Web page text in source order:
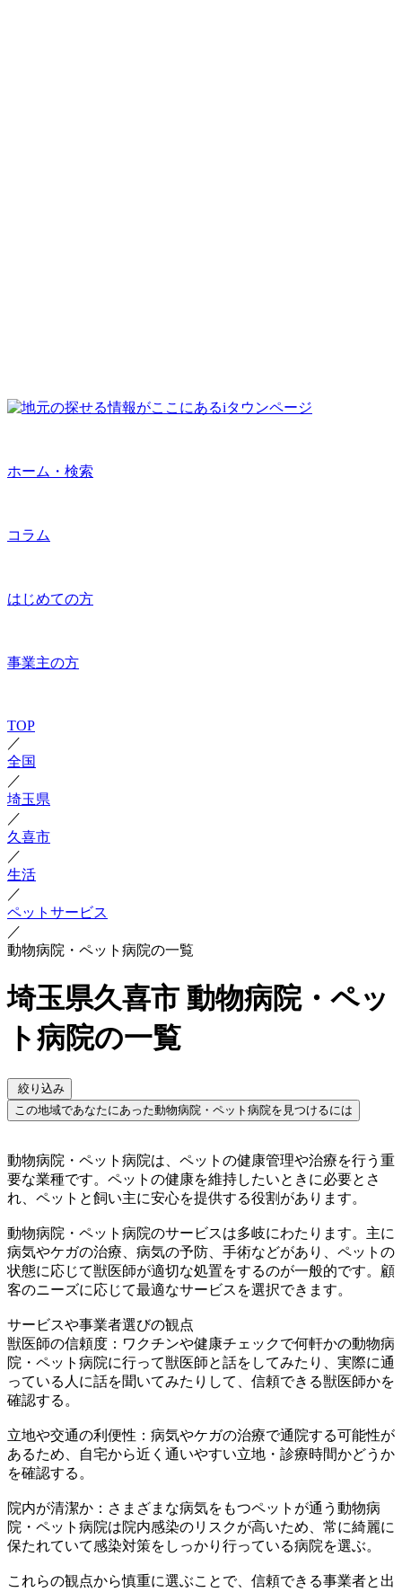
ホーム・検索
コラム
はじめての方
事業主の方
TOP
／
全国
／
埼玉県
／
久喜市
／
生活
／
ペットサービス
／
動物病院・ペット病院の一覧
埼玉県久喜市 動物病院・ペッ
ト病院の一覧
絞り込み
この地域であなたにあった動物病院・ペット病院を見つけるには
動物病院・ペット病院は、ペットの健康管理や治療を行う重
要な業種です。ペットの健康を維持したいときに必要とさ
れ、ペットと飼い主に安心を提供する役割があります。
動物病院・ペット病院のサービスは多岐にわたります。主に
病気やケガの治療、病気の予防、手術などがあり、ペットの
状態に応じて獣医師が適切な処置をするのが一般的です。顧
客のニーズに応じて最適なサービスを選択できます。
サービスや事業者選びの観点
獣医師の信頼度：ワクチンや健康チェックで何軒かの動物病
院・ペット病院に行って獣医師と話をしてみたり、実際に通
っている人に話を聞いてみたりして、信頼できる獣医師かを
確認する。
立地や交通の利便性：病気やケガの治療で通院する可能性が
あるため、自宅から近く通いやすい立地・診療時間かどうか
を確認する。
院内が清潔か：さまざまな病気をもつペットが通う動物病
院・ペット病院は院内感染のリスクが高いため、常に綺麗に
保たれていて感染対策をしっかり行っている病院を選ぶ。
これらの観点から慎重に選ぶことで、信頼できる事業者と出